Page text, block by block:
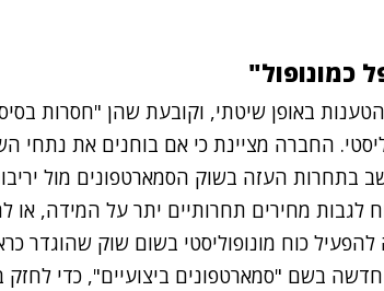
כמונופול"
באופן שיטתי, וקובעת שהן "חסרות
החברה מציינת כי אם בוחנים את נתחי
בתחרות העזה בשוק הסמארטפונים מול
לגבות מחירים תחרותיים יתר על המידה, או
להפעיל כוח מונופוליסטי בשום שוק שהוגדר
בשם "סמארטפונים ביצועיים", כדי לחזק